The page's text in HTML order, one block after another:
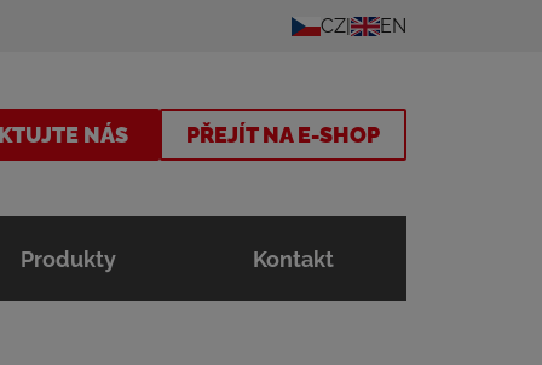
CZ EN
NÁS PŘEJÍT NA E-SHOP
Produkty Kontakt